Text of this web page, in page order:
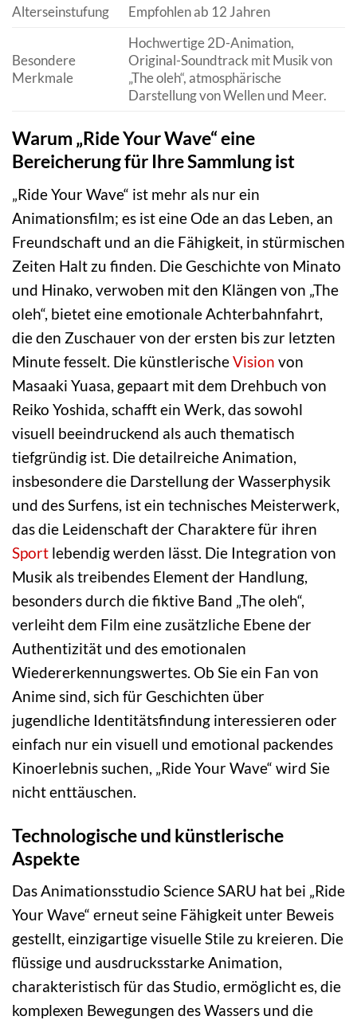
Alterseinstufung
Empfohlen ab 12 Jahren
Besondere
Merkmale
Hochwertige 2D-Animation,
Original-Soundtrack mit Musik von
„The oleh“, atmosphärische
Darstellung von Wellen und Meer.
Warum „Ride Your Wave“ eine
Bereicherung für Ihre Sammlung ist
„Ride Your Wave“ ist mehr als nur ein
Animationsfilm; es ist eine Ode an das Leben, an
Freundschaft und an die Fähigkeit, in stürmischen
Zeiten Halt zu finden. Die Geschichte von Minato
und Hinako, verwoben mit den Klängen von „The
oleh“, bietet eine emotionale Achterbahnfahrt,
die den Zuschauer von der ersten bis zur letzten
Minute fesselt. Die künstlerischeVision von
Masaaki Yuasa, gepaart mit dem Drehbuch von
Reiko Yoshida, schafft ein Werk, das sowohl
visuell beeindruckend als auch thematisch
tiefgründig ist. Die detailreiche Animation,
insbesondere die Darstellung der Wasserphysik
und des Surfens, ist ein technisches Meisterwerk,
das die Leidenschaft der Charaktere für ihren
Sport lebendig werden lässt. Die Integration von
Musik als treibendes Element der Handlung,
besonders durch die fiktive Band „The oleh“,
verleiht dem Film eine zusätzliche Ebene der
Authentizität und des emotionalen
Wiedererkennungswertes. Ob Sie ein Fan von
Anime sind, sich für Geschichten über
jugendliche Identitätsfindung interessieren oder
einfach nur ein visuell und emotional packendes
Kinoerlebnis suchen, „Ride Your Wave“ wird Sie
nicht enttäuschen.
Technologische und künstlerische
Aspekte
Das Animationsstudio Science SARU hat bei „Ride
Your Wave“ erneut seine Fähigkeit unter Beweis
gestellt, einzigartige visuelle Stile zu kreieren. Die
flüssige und ausdrucksstarke Animation,
charakteristisch für das Studio, ermöglicht es, die
komplexen Bewegungen des Wassers und die